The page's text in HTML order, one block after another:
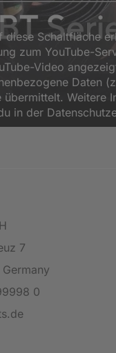
diese Schaltfläche
zum YouTube-
Video
Daten
übermittelt. Weitere
in der
7
0